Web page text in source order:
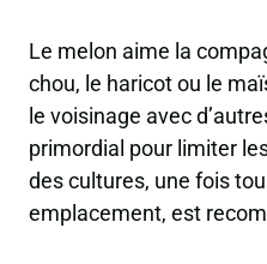
Le melon aime la
chou, le haricot ou le
le voisinage avec
primordial pour limiter
des cultures, une fois
emplacement, est